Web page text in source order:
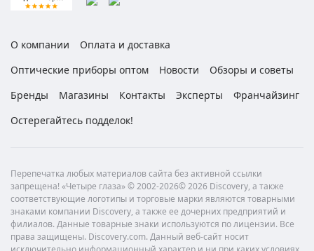
О компании
Оплата и доставка
Оптические приборы оптом
Новости
Обзоры и советы
Бренды
Магазины Контакты Эксперты
Франчайзинг
Остерегайтесь подделок!
Перепечатка любых материалов сайта без активной ссылки
запрещена! «Четыре глаза» © 2002-2026© 2026 Discovery, а также
соответствующие логотипы и торговые марки являются товарными
знаками компании Discovery, а также ее дочерних предприятий и
филиалов. Данные товарные знаки используются по лицензии. Все
права защищены. Discovery.com. Данный веб-сайт носит